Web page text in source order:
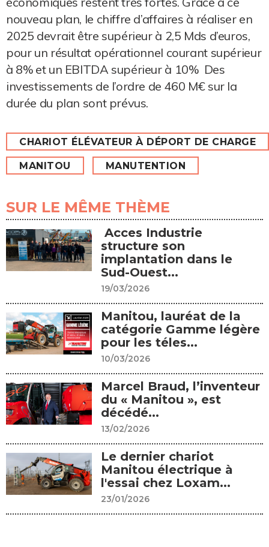
nouveau plan, le chiffre d’affaires à réaliser en
2025 devrait être supérieur à 2,5 Mds d’euros,
pour un résultat opérationnel courant supérieur
à 8% et un EBITDA supérieur à 10% Des
investissements de l’ordre de 460 M€ sur la
durée du plan sont prévus.
CHARIOT ÉLÉVATEUR À DÉPORT DE CHARGE
MANITOU MANUTENTION
SUR LE MÊME THÈME
Acces Industrie
structure son
implantation dans le
Sud-Ouest...
19/03/2026
Manitou, lauréat de la
catégorie Gamme légère
pour les téles...
10/03/2026
Marcel Braud, l’inventeur
du « Manitou », est
décédé...
13/02/2026
Le dernier chariot
Manitou électrique à
l'essai chez Loxam...
23/01/2026